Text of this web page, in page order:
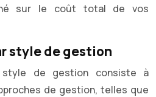
sur le coût total de vos
style de gestion
style de gestion consiste à
de gestion, telles que